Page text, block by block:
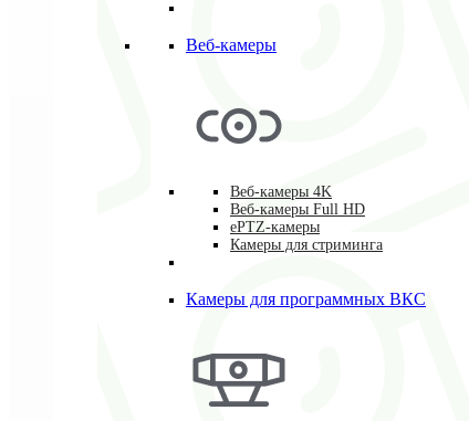
Веб-камеры
Веб-камеры 4K
Веб-камеры Full HD
ePTZ-камеры
Камеры для стриминга
Камеры для программных ВКС